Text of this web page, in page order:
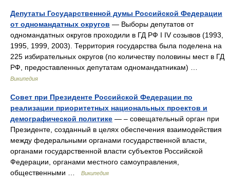
Депутаты Государственной думы Российской Федерации
от одномандатных округов — Выборы депутатов от
одномандатных округов проходили в ГД РФ I IV созывов (1993,
1995, 1999, 2003). Территория государства была поделена на
225 избирательных округов (по количеству половины мест в ГД
РФ, предоставленных депутатам одномандатникам) …
Википедия
Совет при Президенте Российской Федерации по
реализации приоритетных национальных проектов и
демографической политике — – совещательный орган при
Президенте, созданный в целях обеспечения взаимодействия
между федеральными органами государственной власти,
органами государственной власти субъектов Российской
Федерации, органами местного самоуправления,
общественными …
Википедия